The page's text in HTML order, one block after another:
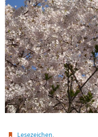
Lesezeichen.